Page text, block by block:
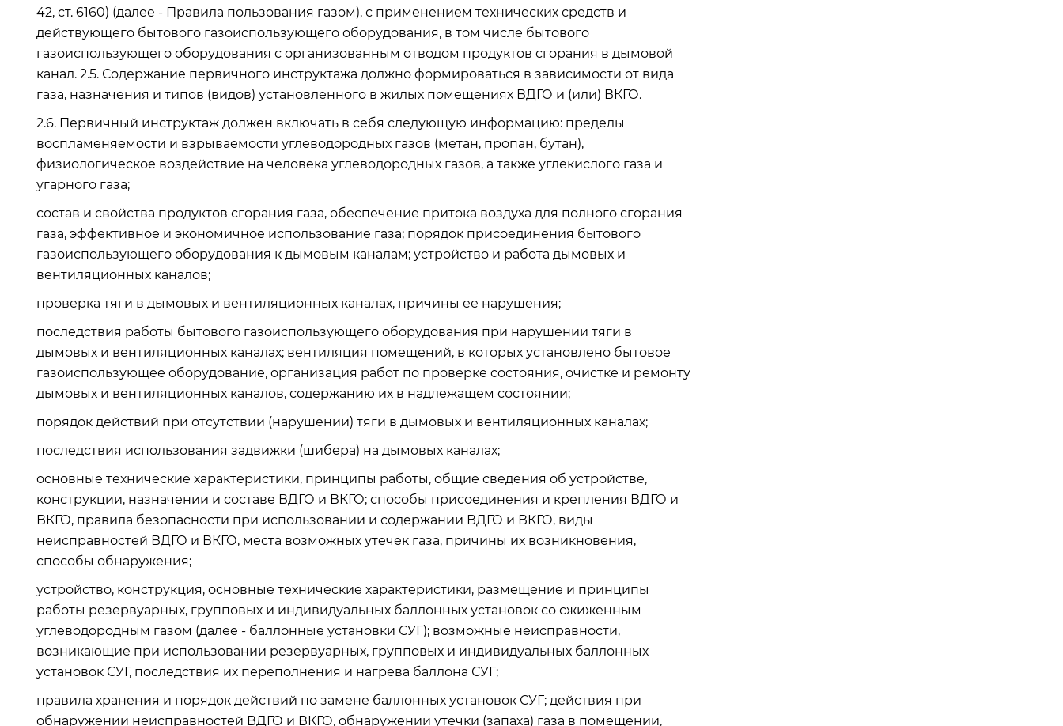
42, ст. 6160) (далее - Правила пользования газом), с применением технических средств и
действующего бытового газоиспользующего оборудования, в том числе бытового
газоиспользующего оборудования с организованным отводом продуктов сгорания в дымовой
канал. 2.5. Содержание первичного инструктажа должно формироваться в зависимости от вида
газа, назначения и типов (видов) установленного в жилых помещениях ВДГО и (или) ВКГО.
2.6. Первичный инструктаж должен включать в себя следующую информацию: пределы
воспламеняемости и взрываемости углеводородных газов (метан, пропан, бутан),
физиологическое воздействие на человека углеводородных газов, а также углекислого газа и
угарного газа;
состав и свойства продуктов сгорания газа, обеспечение притока воздуха для полного сгорания
газа, эффективное и экономичное использование газа; порядок присоединения бытового
газоиспользующего оборудования к дымовым каналам; устройство и работа дымовых и
вентиляционных каналов;
проверка тяги в дымовых и вентиляционных каналах, причины ее нарушения;
последствия работы бытового газоиспользующего оборудования при нарушении тяги в
дымовых и вентиляционных каналах; вентиляция помещений, в которых установлено бытовое
газоиспользующее оборудование, организация работ по проверке состояния, очистке и ремонту
дымовых и вентиляционных каналов, содержанию их в надлежащем состоянии;
порядок действий при отсутствии (нарушении) тяги в дымовых и вентиляционных каналах;
последствия использования задвижки (шибера) на дымовых каналах;
основные технические характеристики, принципы работы, общие сведения об устройстве,
конструкции, назначении и составе ВДГО и ВКГО; способы присоединения и крепления ВДГО и
ВКГО, правила безопасности при использовании и содержании ВДГО и ВКГО, виды
неисправностей ВДГО и ВКГО, места возможных утечек газа, причины их возникновения,
способы обнаружения;
устройство, конструкция, основные технические характеристики, размещение и принципы
работы резервуарных, групповых и индивидуальных баллонных установок со сжиженным
углеводородным газом (далее - баллонные установки СУГ); возможные неисправности,
возникающие при использовании резервуарных, групповых и индивидуальных баллонных
установок СУГ, последствия их переполнения и нагрева баллона СУГ;
правила хранения и порядок действий по замене баллонных установок СУГ; действия при
обнаружении неисправностей ВДГО и ВКГО, обнаружении утечки (запаха) газа в помещении,